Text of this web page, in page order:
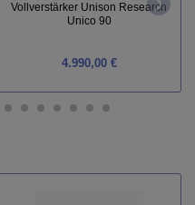
Vollverstärker Unison Research
Unico 90
4.990,00 €